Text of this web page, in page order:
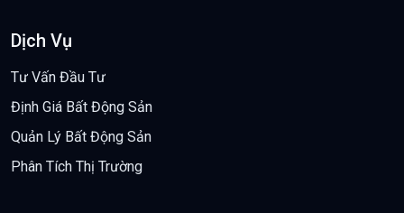
Dịch Vụ
Tư Vấn Đầu Tư
Định Giá Bất Động Sản
Quản Lý Bất Động Sản
Phân Tích Thị Trường